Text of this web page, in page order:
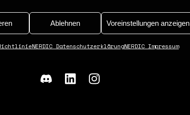
Ablehnen Voreinstellungen anzeigen
NERDIC DatenschutzerklärungNERDIC Impressum